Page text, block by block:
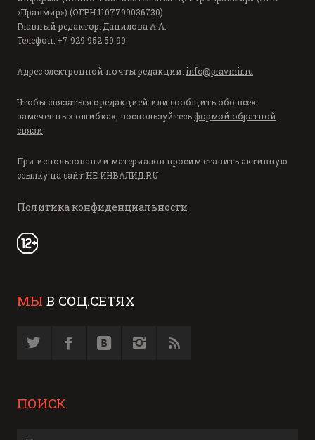
«Правмир») (ОГРН 1107799036730)
Главный редактор: Данилова А.А.
Телефон: +7 929 952 59 99
Адрес электронной почты редакции: info@pravmir.ru
Чтобы связаться с редакцией или сообщить обо всех
замеченных ошибках, воспользуйтесь формой обратной
связи
При использовании материалов просим ставить активную
ссылку на сайт НЕ ИНВАЛИД.RU
Политика конфиденциальности
МЫ В СОЦ.СЕТЯХ
ПОИСК